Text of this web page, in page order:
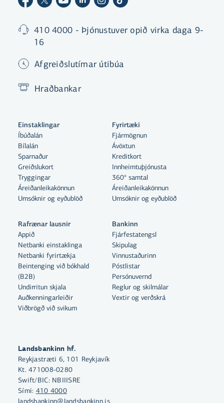
Með því að smella á „Leyfa allar“
samþykkir þú notkun á vefkökum
til þess að auka virkni vefsins,
greina vefnotkun og aðstoða við
Nánar um vefkökur
Velja vefkökur
410 4000 - Þjónustuver opið virka daga 9-
16
Afgreiðslutímar útibúa
Hraðbankar
Landsbankinn hf.
Reykjastræti 6, 101 Reykjavík
Kt. 471008-0280
Swift/BIC: NBIIISRE
Sími: 410 4000
landsbankinn@landsbankinn.is
Einstaklingar
Íbúðalán
Bílalán
Sparnaður
Greiðslukort
Tryggingar
Áreiðanleikakönnun
Umsóknir og eyðublöð
Fyrirtæki
Fjármögnun
Ávöxtun
Kreditkort
Innheimtuþjónusta
360° samtal
Áreiðanleikakönnun
Umsóknir og eyðublöð
Rafrænar lausnir
Appið
Netbanki einstaklinga
Netbanki fyrirtækja
Beintenging við bókhald
(B2B)
Undirritun skjala
Auðkenningarleiðir
Viðbrögð við svikum
Bankinn
Fjárfestatengsl
Skipulag
Vinnustaðurinn
Póstlistar
Persónuvernd
Reglur og skilmálar
Vextir og verðskrá